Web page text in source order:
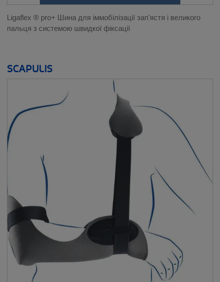
Ligaflex ® pro+ Шина для іммобілізації зап'ястя і великого
пальця з системою швидкої фіксації
SCAPULIS